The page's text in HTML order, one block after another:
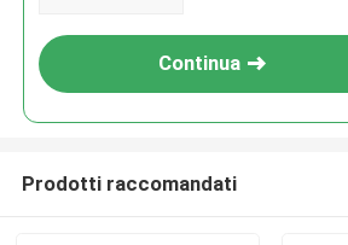
Continua
Prodotti raccomandati